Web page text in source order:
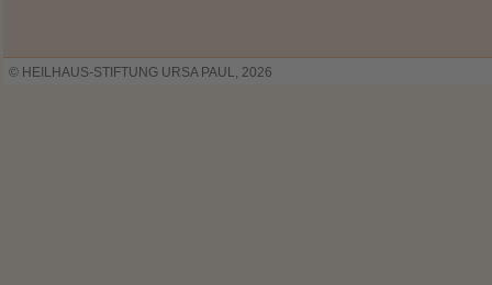
© HEILHAUS-STIFTUNG URSA PAUL, 2026